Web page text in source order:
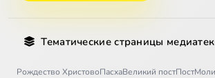
Тематические страницы
Рождество ХристовоПасхаВеликий постПост